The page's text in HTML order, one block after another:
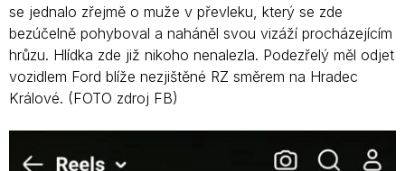
se jednalo zřejmě o muže v převleku, který se zde
bezúčelně pohyboval a naháněl svou vizáží procházejícím
hrůzu. Hlídka zde již nikoho nenalezla. Podezřelý měl odjet
vozidlem Ford blíže nezjištěné RZ směrem na Hradec
Králové. (FOTO zdroj FB)